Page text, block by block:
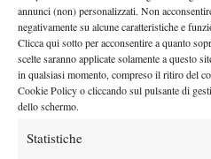
annunci (non) personalizzati. Non
negativamente su alcune caratteristiche e
Clicca qui sotto per acconsentire a quanto
scelte saranno applicate solamente a questo
in qualsiasi momento, compreso il ritiro del
Cookie Policy o cliccando sul pulsante di
dello schermo.
Statistiche
tempi individuali è parte
spiegato la capitana. “Scegliere
ragazze, sia quelle che
faranno il tifo da lontano, sanno
all’interno di questo progetto
chiave del team italiano, chiamato